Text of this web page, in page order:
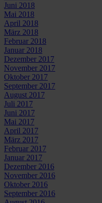
Juni 2018
Mai 2018
April 2018
März 2018
Februar 2018
Januar 2018
Dezember 2017
November 2017
Oktober 2017
September 2017
August 2017
Juli 2017
Juni 2017
Mai 2017
April 2017
März 2017
Februar 2017
Januar 2017
Dezember 2016
November 2016
Oktober 2016
September 2016